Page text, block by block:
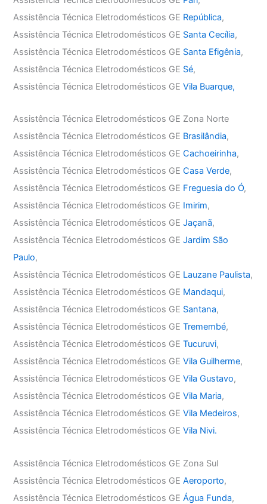
Assistência Técnica Eletrodomésticos GE República,
Assistência Técnica Eletrodomésticos GE Santa Cecília,
Assistência Técnica Eletrodomésticos GE Santa Efigênia,
Assistência Técnica Eletrodomésticos GE Sé,
Assistência Técnica Eletrodomésticos GEVila Buarque,
Assistência Técnica Eletrodomésticos GE Zona Norte
Assistência Técnica Eletrodomésticos GE Brasilândia,
Assistência Técnica Eletrodomésticos GECachoeirinha,
Assistência Técnica Eletrodomésticos GECasa Verde,
Assistência Técnica Eletrodomésticos GE Freguesia do Ó,
Assistência Técnica Eletrodomésticos GE Imirim,
Assistência Técnica Eletrodomésticos GEJaçanã,
Assistência Técnica Eletrodomésticos GEJardim São
Paulo,
Assistência Técnica Eletrodomésticos GE Lauzane Paulista,
Assistência Técnica Eletrodomésticos GE Mandaqui,
Assistência Técnica Eletrodomésticos GE Santana,
Assistência Técnica Eletrodomésticos GETremembé,
Assistência Técnica Eletrodomésticos GETucuruvi,
Assistência Técnica Eletrodomésticos GEVila Guilherme,
Assistência Técnica Eletrodomésticos GEVila Gustavo,
Assistência Técnica Eletrodomésticos GEVila Maria,
Assistência Técnica Eletrodomésticos GEVila Medeiros,
Assistência Técnica Eletrodomésticos GEVila Nivi.
Assistência Técnica Eletrodomésticos GE Zona Sul
Assistência Técnica Eletrodomésticos GEAeroporto,
Assistência Técnica Eletrodomésticos GEÁgua Funda,